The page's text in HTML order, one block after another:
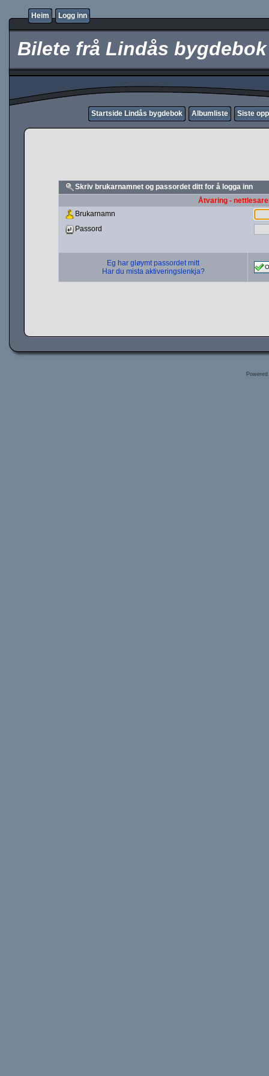
Heim Logg inn
Bilete frå Lindås bygdebok
Startside Lindås bygdebok Albumliste Siste
Skriv brukarnamnet og passordet ditt for å logga inn
Åtvaring -
Brukarnamn
Passord
Eg har gløymt passordet mitt
Har du mista aktiveringslenkja?